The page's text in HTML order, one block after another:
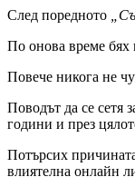
След поредното
По онова време бях
Повече никога не
Поводът да се сетя
години и през
Потърсих
влиятелна онлайн